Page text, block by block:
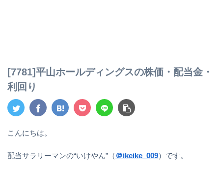
[7781]平山ホールディングスの株価・配当金・
利回り
こんにちは。
配当サラリーマンの“いけやん”（ ＠ikeike_009）です。